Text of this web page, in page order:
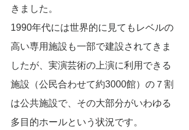
きました。
1990年代には世界的に見てもレベルの
高い専用施設も一部で建設されてきま
したが、実演芸術の上演に利用できる
施設（公民合わせて約3000館）の７割
は公共施設で、その大部分がいわゆる
多目的ホールという状況です。